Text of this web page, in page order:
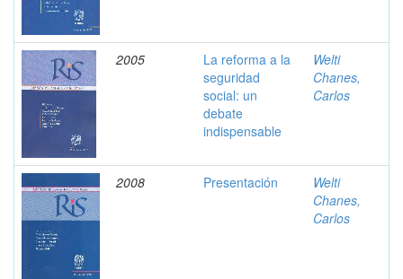
2005
La reforma a la
seguridad
social: un
debate
indispensable
Welti
Chanes,
Carlos
2008 Presentación
Welti
Chanes,
Carlos